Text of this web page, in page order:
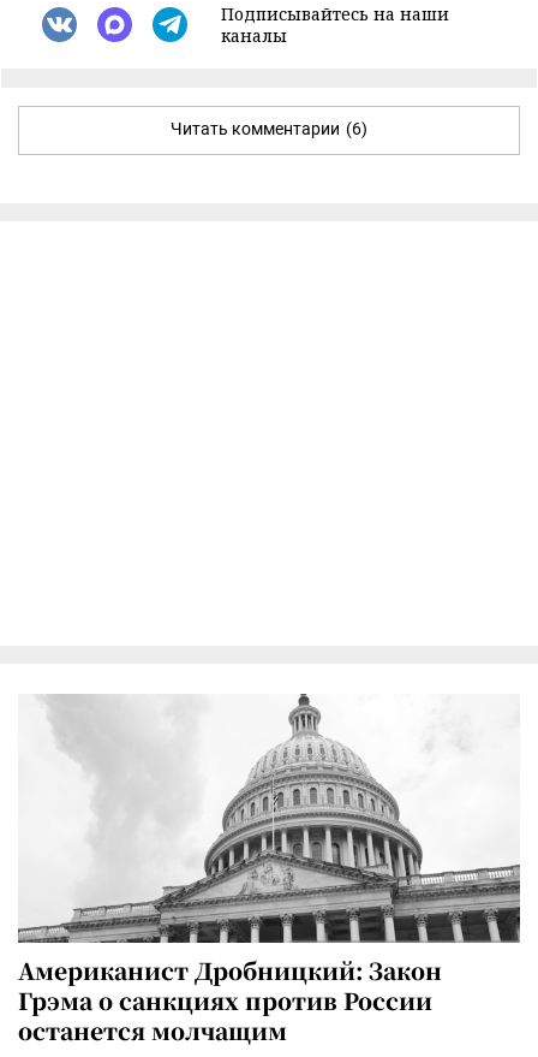
Подписывайтесь на наши
каналы
Читать комментарии (6)
Американист Дробницкий: Закон
Грэма о санкциях против России
останется молчащим